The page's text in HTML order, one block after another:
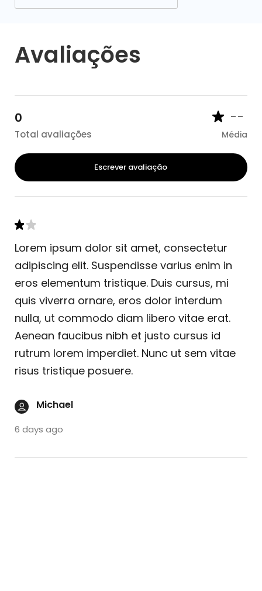
Avaliações
0
Total avaliações
--
Média
Escrever avaliação
Lorem ipsum dolor sit amet, consectetur
adipiscing elit. Suspendisse varius enim in
eros elementum tristique. Duis cursus, mi
quis viverra ornare, eros dolor interdum
nulla, ut commodo diam libero vitae erat.
Aenean faucibus nibh et justo cursus id
rutrum lorem imperdiet. Nunc ut sem vitae
risus tristique posuere.
Michael
6 days ago